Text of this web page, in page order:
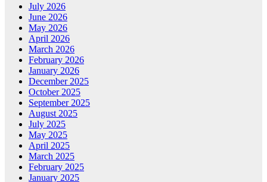
July 2026
June 2026
May 2026
April 2026
March 2026
February 2026
January 2026
December 2025
October 2025
September 2025
August 2025
July 2025
May 2025
April 2025
March 2025
February 2025
January 2025